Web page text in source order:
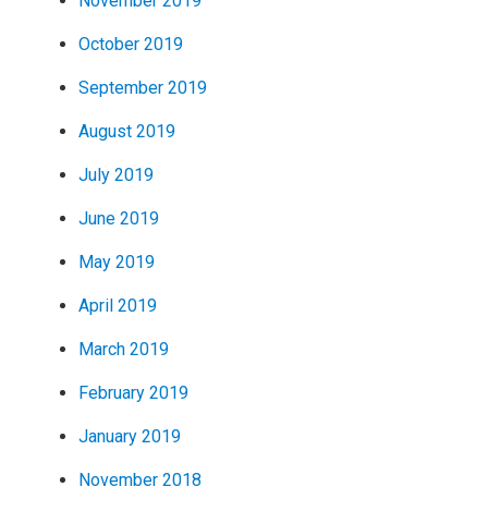
October 2019
September 2019
August 2019
July 2019
June 2019
May 2019
April 2019
March 2019
February 2019
January 2019
November 2018